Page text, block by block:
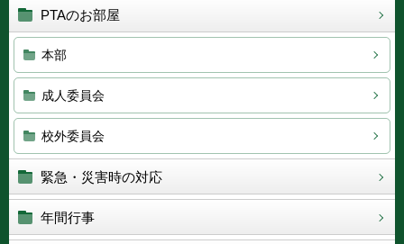
PTAのお部屋
本部
成人委員会
校外委員会
緊急・災害時の対応
年間行事